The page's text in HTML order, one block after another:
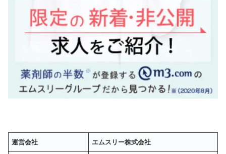
運営会社 エムスリー株式会社